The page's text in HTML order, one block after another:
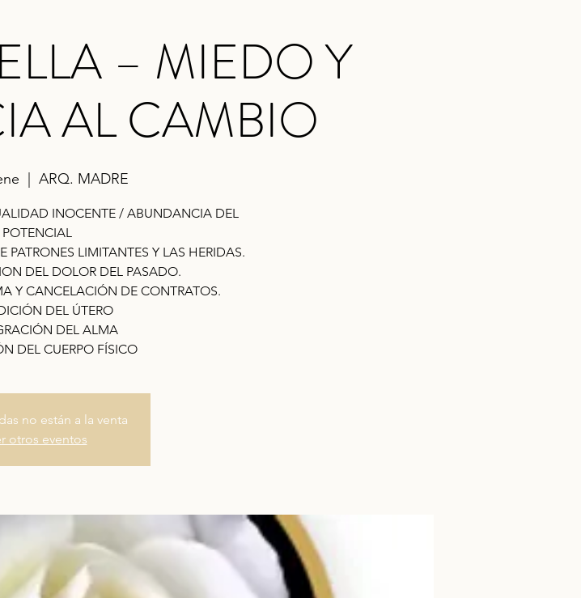
– MIEDO Y
AL CAMBIO
ARQ. MADRE
INOCENTE / ABUNDANCIA DEL
POTENCIAL
LIMITANTES Y LAS HERIDAS.
DEL DOLOR DEL PASADO.
Y CANCELACIÓN DE CONTRATOS.
DEL ÚTERO
DEL ALMA
DEL CUERPO FÍSICO
no están a la venta
otros eventos